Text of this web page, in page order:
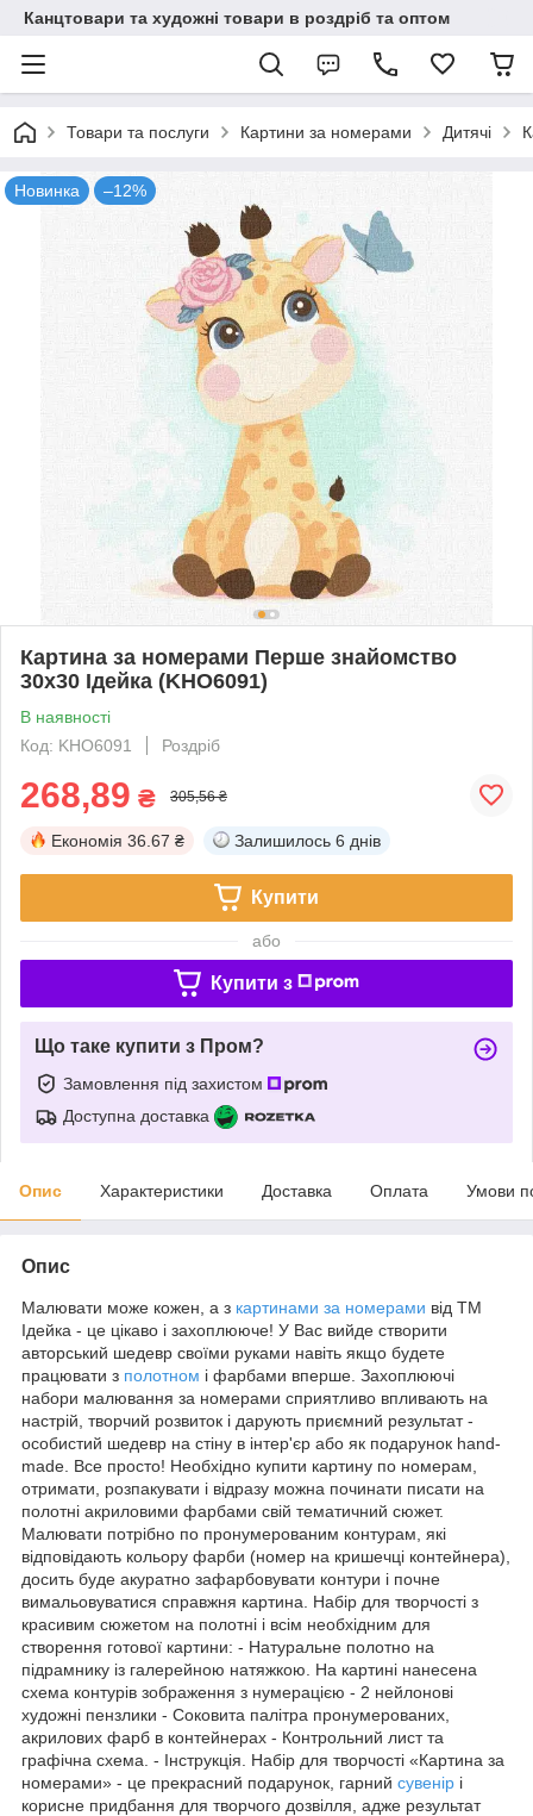
Канцтовари та художні товари в роздріб та оптом
Товари та послуги Картини за номерами Дитячі
Новинка –12%
Картина за номерами Перше знайомство
30х30 Ідейка (KHO6091)
В наявності
Код: KHO6091
Роздріб
268,89 ₴ 305,56 ₴
Економія 36.67 ₴ Залишилось 6 днів
Купити
або
Купити з
Що таке купити з Пром?
Замовлення під захистом
Доступна доставка
Опис Характеристики Доставка Оплата Умови
Опис
Малювати може кожен, а з картинами за номерами від ТМ
Ідейка - це цікаво і захоплююче! У Вас вийде створити
авторський шедевр своїми руками навіть якщо будете
працювати з полотном і фарбами вперше. Захоплюючі
набори малювання за номерами сприятливо впливають на
настрій, творчий розвиток і дарують приємний результат -
особистий шедевр на стіну в інтер'єр або як подарунок hand-
made. Все просто! Необхідно купити картину по номерам,
отримати, розпакувати і відразу можна починати писати на
полотні акриловими фарбами свій тематичний сюжет.
Малювати потрібно по пронумерованим контурам, які
відповідають кольору фарби (номер на кришечці контейнера),
досить буде акуратно зафарбовувати контури і почне
вимальовуватися справжня картина. Набір для творчості з
красивим сюжетом на полотні і всім необхідним для
створення готової картини: - Натуральне полотно на
підрамнику із галерейною натяжкою. На картині нанесена
схема контурів зображення з нумерацією - 2 нейлонові
художні пензлики - Соковита палітра пронумерованих,
акрилових фарб в контейнерах - Контрольний лист та
графічна схема. - Інструкція. Набір для творчості «Картина за
номерами» - це прекрасний подарунок, гарний сувенір і
корисне придбання для творчого дозвілля, адже результат